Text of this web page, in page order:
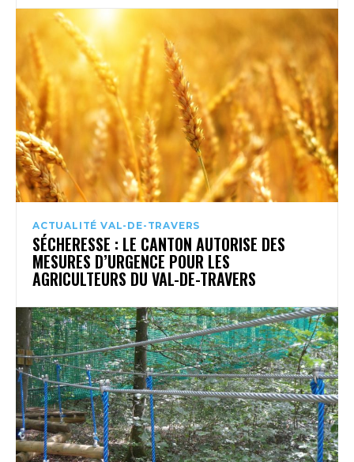
ACTUALITÉ VAL-DE-TRAVERS
SÉCHERESSE : LE CANTON AUTORISE DES
MESURES D’URGENCE POUR LES
AGRICULTEURS DU VAL-DE-TRAVERS